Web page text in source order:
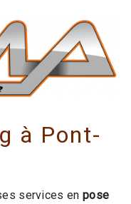
à Pont-
services enpose